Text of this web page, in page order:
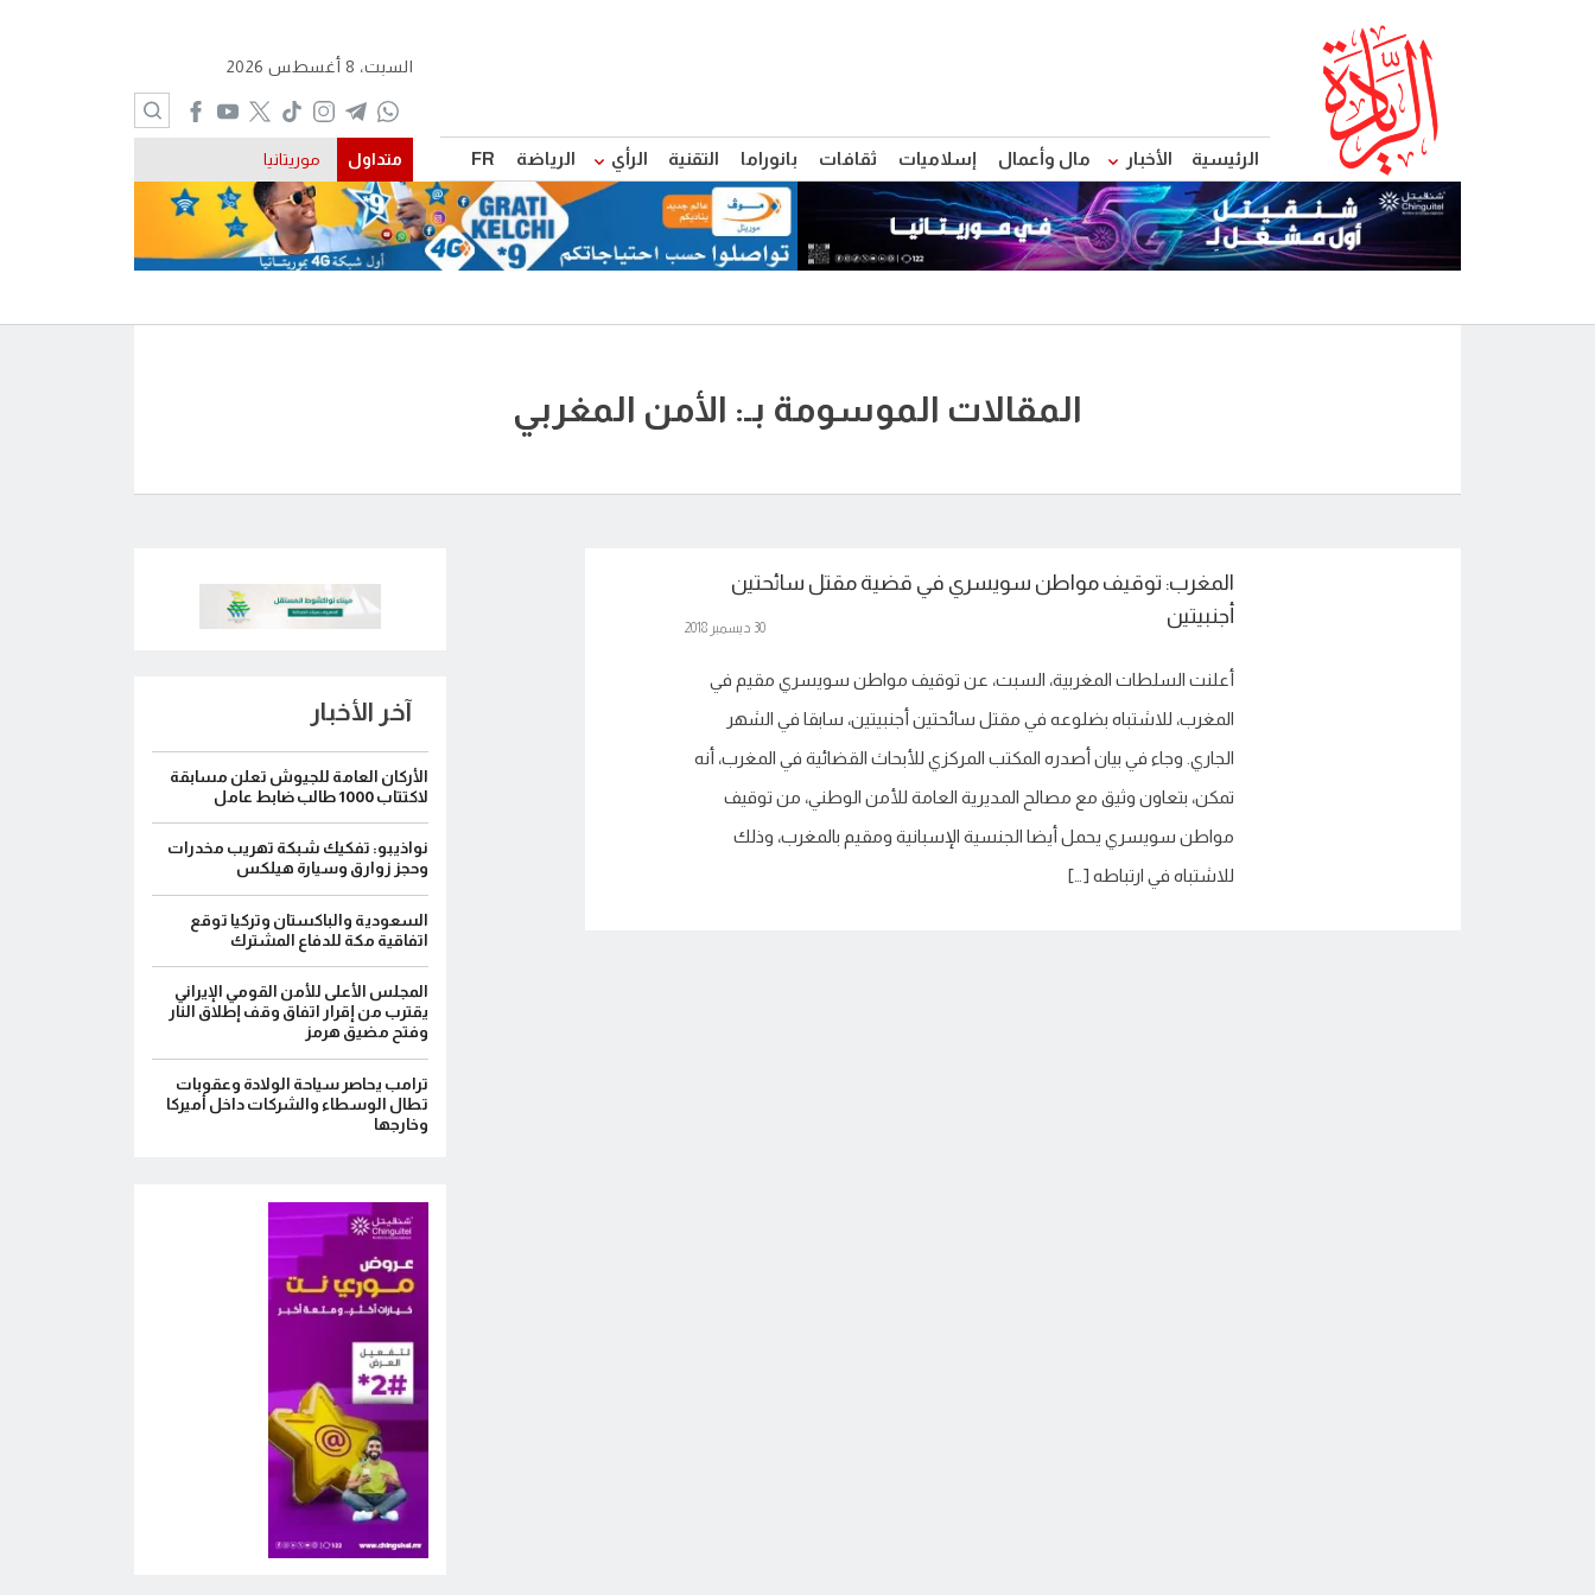
الرئيسية الأخبار مال وأعمال إسلاميات ثقافات بانوراما التقنية الرأي الرياضة FR
السبت، 8 أغسطس 2026
متداول موريتانيا
المقالات الموسومة بـ: الأمن المغربي
المغرب: توقيف مواطن سويسري في قضية مقتل سائحتين
أجنبيتين
30 ديسمبر 2018
أعلنت السلطات المغربية، السبت، عن توقيف مواطن سويسري مقيم في
المغرب، للاشتباه بضلوعه في مقتل سائحتين أجنبيتين، سابقا في الشهر
الجاري. وجاء في بيان أصدره المكتب المركزي للأبحاث القضائية في المغرب، أنه
تمكن، بتعاون وثيق مع مصالح المديرية العامة للأمن الوطني، من توقيف
مواطن سويسري يحمل أيضا الجنسية الإسبانية ومقيم بالمغرب، وذلك
للاشتباه في ارتباطه […]
آخر الأخبار
الأركان العامة للجيوش تعلن مسابقة
لاكتتاب 1000 طالب ضابط عامل
نواذيبو: تفكيك شبكة تهريب مخدرات
وحجز زوارق وسيارة هيلكس
السعودية والباكستان وتركيا توقع
اتفاقية مكة للدفاع المشترك
المجلس الأعلى للأمن القومي الإيراني
يقترب من إقرار اتفاق وقف إطلاق النار
وفتح مضيق هرمز
ترامب يحاصر سياحة الولادة وعقوبات
تطال الوسطاء والشركات داخل أميركا
وخارجها